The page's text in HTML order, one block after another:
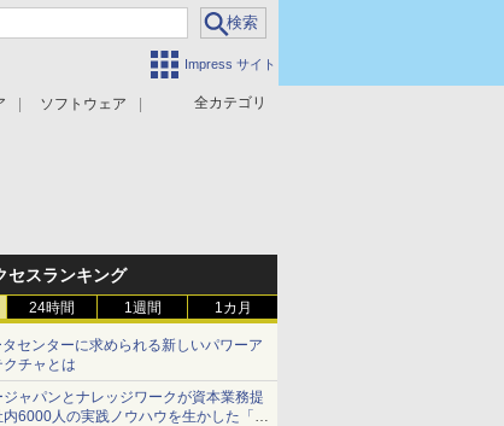
Impress サイト
全カテゴリ
ソフトウェア
セスランキング
24時間 1週間 1カ月
センターに求められる新しいパワーア
クチャとは
ジャパンとナレッジワークが資本業務提
内6000人の実践ノウハウを生かした「AI